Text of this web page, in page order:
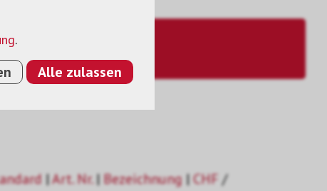
|Art. Nr.|Bezeichnung|CHF/
.
Alle zulassen